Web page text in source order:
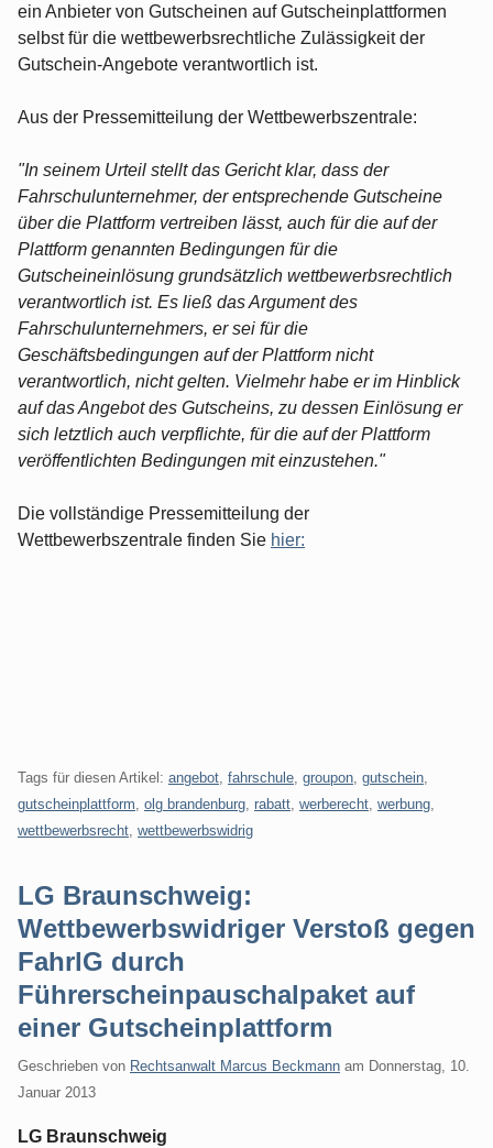
ein Anbieter von Gutscheinen auf Gutscheinplattformen
selbst für die wettbewerbsrechtliche Zulässigkeit der
Gutschein-Angebote verantwortlich ist.
Aus der Pressemitteilung der Wettbewerbszentrale:
"In seinem Urteil stellt das Gericht klar, dass der
Fahrschulunternehmer, der entsprechende Gutscheine
über die Plattform vertreiben lässt, auch für die auf der
Plattform genannten Bedingungen für die
Gutscheineinlösung grundsätzlich wettbewerbsrechtlich
verantwortlich ist. Es ließ das Argument des
Fahrschulunternehmers, er sei für die
Geschäftsbedingungen auf der Plattform nicht
verantwortlich, nicht gelten. Vielmehr habe er im Hinblick
auf das Angebot des Gutscheins, zu dessen Einlösung er
sich letztlich auch verpflichte, für die auf der Plattform
veröffentlichten Bedingungen mit einzustehen."
Die vollständige Pressemitteilung der
Wettbewerbszentrale finden Sie hier:
Tags für diesen Artikel: angebot fahrschule groupon gutschein
gutscheinplattform olg brandenburg rabatt werberecht werbung
wettbewerbsrecht wettbewerbswidrig
LG Braunschweig:
Wettbewerbswidriger Verstoß gegen
FahrlG durch
Führerscheinpauschalpaket auf
einer Gutscheinplattform
Geschrieben von Rechtsanwalt Marcus Beckmann am Donnerstag, 10.
Januar 2013
LG Braunschweig